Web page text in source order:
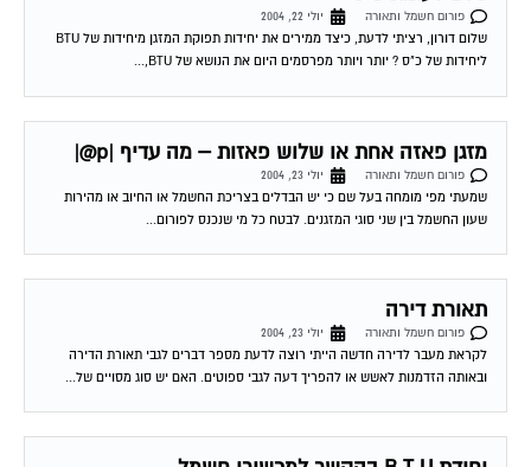
ליחידות של כ"ס ? יותר ויותר מפרסמים היום את הנושא של BTU,...
מזגן פאזה אחת או שלוש פאזות – מה עדיף |p@|
פורום חשמל ותאורה
יולי 23, 2004
שמעתי מפי מומחה בעל שם כי יש הבדלים בצריכת החשמל או החיוב או מהירות
שעון החשמל בין שני סוגי המזגנים. לבטח כל מי שנכנס לפורום...
תאורת דירה
פורום חשמל ותאורה
לקראת מעבר לדירה חדשה הייתי רוצה לדעת מספר דברים לגבי תאורת הדירה
ובאותה הזדמנות לאשש או להפריך דעה לגבי ספוטים. האם יש סוג מסויים של...
יחידת B.T.U בהקשר למכשירי חשמל